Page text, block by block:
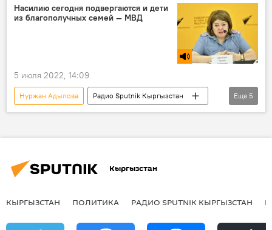
правонарушение
видео
Мультимедиа
Насилию сегодня подвергаются и дети
из благополучных семей — МВД
5 июля 2022, 14:09
Нуржан Адылова
Радио Sputnik Кыргызстан
МВД
дети
родители
Еще 5
Кыргызстан
КЫРГЫЗСТАН ПОЛИТИКА РАДИО SPUTNIK КЫРГЫЗСТАН